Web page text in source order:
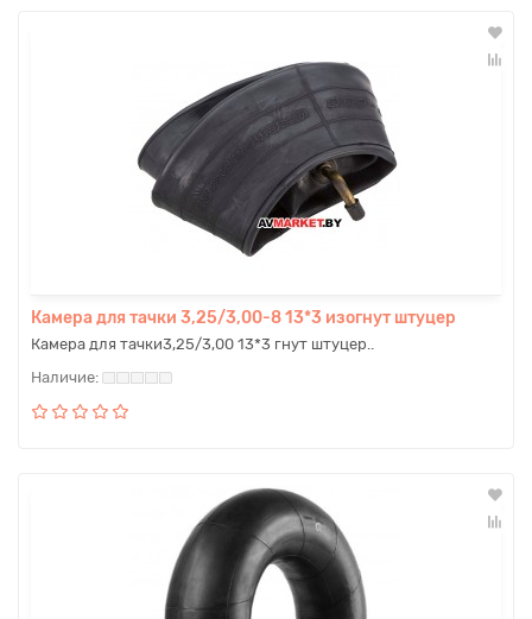
Камера для тачки 3,25/3,00-8 13*3 изогнут штуцер
Камера для тачки3,25/3,00 13*3 гнут штуцер..